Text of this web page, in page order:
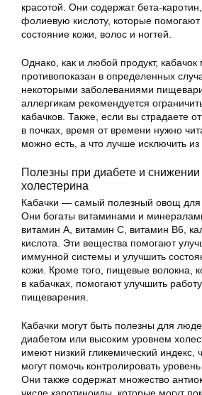
красотой. Они содержат бета-
фолиевую кислоту, которые помогают
состояние кожи, волос и ногтей.
Однако, как и любой продукт, кабачок
противопоказан в определенных
некоторыми заболеваниями
аллергикам рекомендуется
кабачков. Также, если вы страдаете
в почках, время от времени нужно
можно есть, а что лучше исключить из
Полезны при диабете и снижении
холестерина
Кабачки — самый полезный овощ для
Они богаты витаминами и
витамин А, витамин С, витамин В6,
кислота. Эти вещества помогают
иммунной системы и улучшить
кожи. Кроме того, пищевые волокна,
в кабачках, помогают улучшить
пищеварения.
Кабачки могут быть полезны для
диабетом или высоким уровнем
имеют низкий гликемический индекс,
могут помочь контролировать уровень
Они также содержат множество